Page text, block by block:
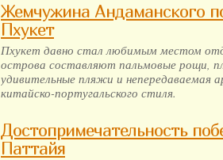
Жемчужина Андаманского
Пхукет
Пхукет давно стал любимым местом
острова составляют пальмовые рощи,
удивительные пляжи и непередаваемая
китайско-португальского стиля.
Достопримечательность
Паттайя